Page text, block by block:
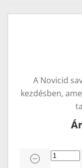
A Novicid
kezdésben,